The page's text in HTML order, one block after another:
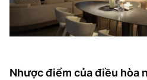
Nhược điểm của điều hòa